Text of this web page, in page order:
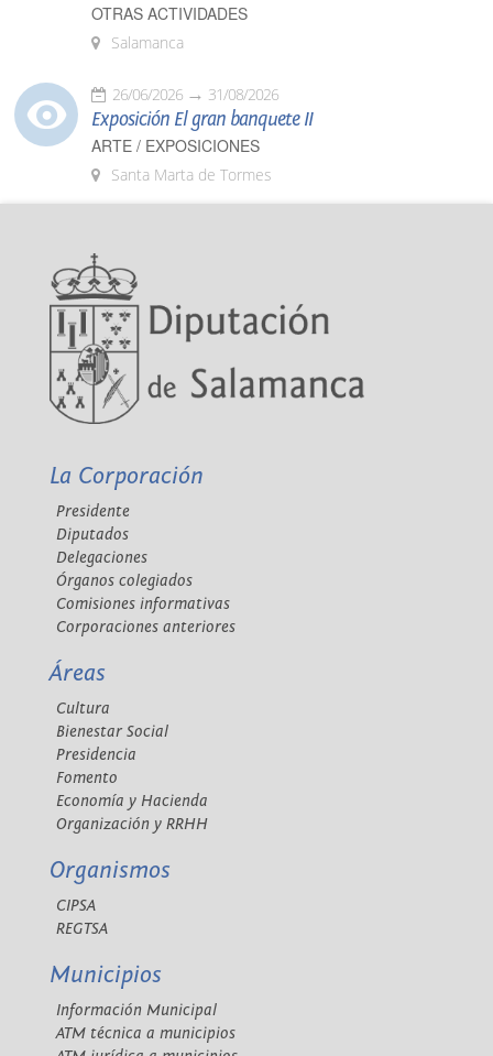
OTRAS ACTIVIDADES
Salamanca
26/06/2026 31/08/2026
Exposición El gran banquete II
ARTE / EXPOSICIONES
Santa Marta de Tormes
La Corporación
Presidente
Diputados
Delegaciones
Órganos colegiados
Comisiones informativas
Corporaciones anteriores
Áreas
Cultura
Bienestar Social
Presidencia
Fomento
Economía y Hacienda
Organización y RRHH
Organismos
CIPSA
REGTSA
Municipios
Información Municipal
ATM técnica a municipios